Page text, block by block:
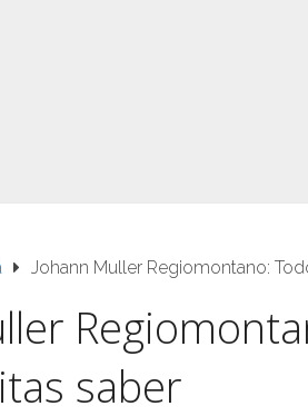
Johann Muller Regiomontano:
saber